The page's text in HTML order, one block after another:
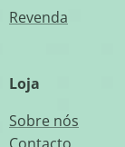
Revenda
Loja
Sobre nós